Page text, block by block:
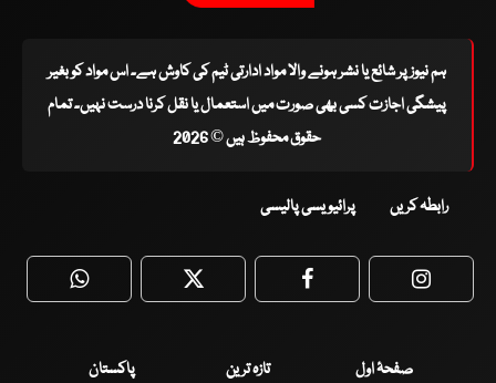
ہم نیوز پر شائع یا نشر ہونے والا مواد ادارتی ٹیم کی کاوش ہے۔ اس مواد کو بغیر
پیشگی اجازت کسی بھی صورت میں استعمال یا نقل کرنا درست نہیں۔ تمام
حقوق محفوظ ہیں © 2026
رابطہ کریں پرائیویسی پالیسی
WhatsApp Twitter Facebook
صفحۂ اول تازہ ترین
پاکستان